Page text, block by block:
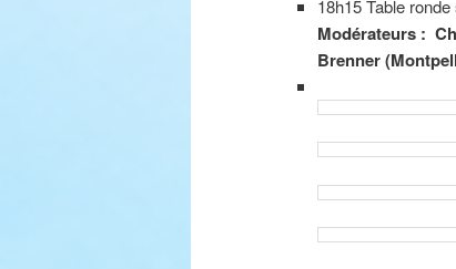
18h15 Table
Modérateurs :
Brenner